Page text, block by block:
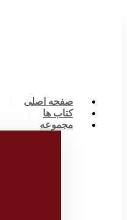
صفحه اصلی
کتاب ها
مجموعه